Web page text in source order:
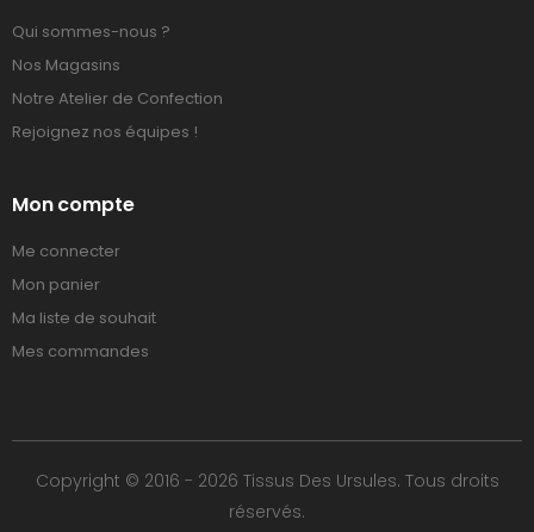
Qui sommes-nous ?
Nos Magasins
Notre Atelier de Confection
Rejoignez nos équipes !
Mon compte
Me connecter
Mon panier
Ma liste de souhait
Mes commandes
Copyright © 2016 - 2026 Tissus Des Ursules. Tous droits
réservés.